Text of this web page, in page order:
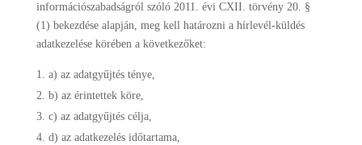
információszabadságról szóló 2011. évi CXII. törvény 20. §
(1) bekezdése alapján, meg kell határozni a hírlevél-küldés
adatkezelése körében a következőket:
a) az adatgyűjtés ténye,
b) az érintettek köre,
c) az adatgyűjtés célja,
d) az adatkezelés időtartama,